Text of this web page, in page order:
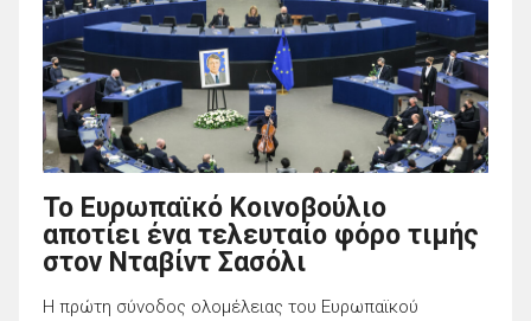
Το Ευρωπαϊκό Κοινοβούλιο
αποτίει ένα τελευταίο φόρο τιμής
στον Νταβίντ Σασόλι
Η πρώτη σύνοδος ολομέλειας του Ευρωπαϊκού